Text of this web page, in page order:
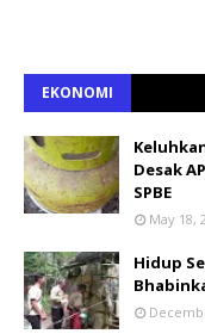
EKONOMI
Desak
SPBE
May 18,
Hidup